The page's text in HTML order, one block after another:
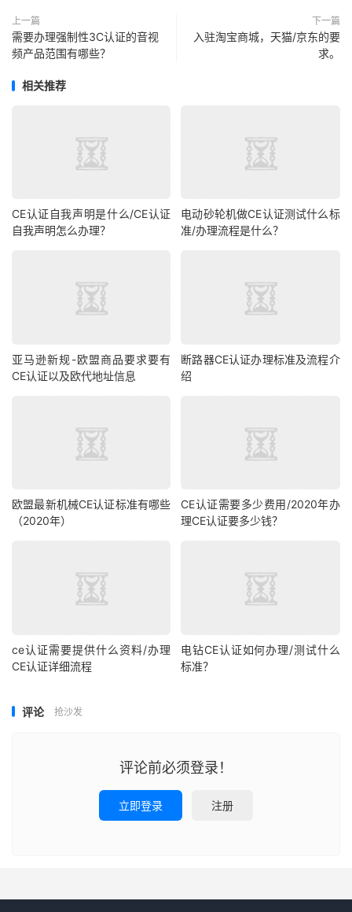
上一篇
需要办理强制性3C认证的音视
频产品范围有哪些？
下一篇
入驻淘宝商城，天猫/京东的要
求。
相关推荐
CE认证自我声明是什么/CE认证
自我声明怎么办理？
电动砂轮机做CE认证测试什么标
准/办理流程是什么？
亚马逊新规-欧盟商品要求要有
CE认证以及欧代地址信息
断路器CE认证办理标准及流程介
绍
欧盟最新机械CE认证标准有哪些
（2020年）
CE认证需要多少费用/2020年办
理CE认证要多少钱？
ce认证需要提供什么资料/办理
CE认证详细流程
电钻CE认证如何办理/测试什么
标准？
评论 抢沙发
评论前必须登录！
立即登录 注册